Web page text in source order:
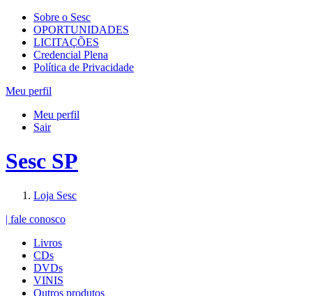
Sobre o Sesc
OPORTUNIDADES
LICITAÇÕES
Credencial Plena
Política de Privacidade
Meu perfil
Meu perfil
Sair
Sesc SP
Loja Sesc
| fale conosco
Livros
CDs
DVDs
VINIS
Outros produtos